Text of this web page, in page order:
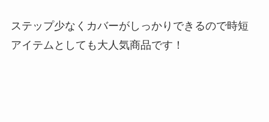
ステップ少なくカバーがしっかりできるので時短
アイテムとしても大人気商品です！